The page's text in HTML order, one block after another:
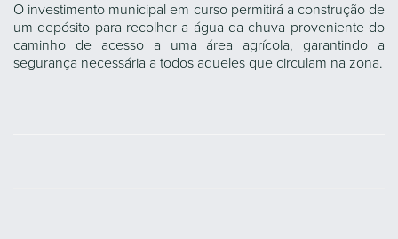
O investimento municipal em curso permitirá a construção de
um depósito para recolher a água da chuva proveniente do
caminho de acesso a uma área agrícola, garantindo a
segurança necessária a todos aqueles que circulam na zona.